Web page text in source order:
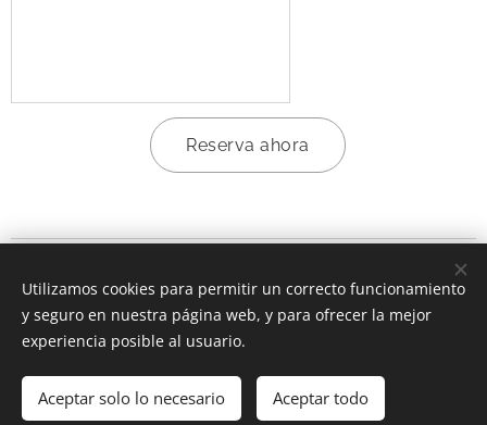
Reserva ahora
privacidad.
CuervoAlfageme, Todos los derechos reservados 2025.
Cookies
Utilizamos cookies para permitir un correcto funcionamiento
y seguro en nuestra página web, y para ofrecer la mejor
experiencia posible al usuario.
Aceptar solo lo necesario Aceptar todo